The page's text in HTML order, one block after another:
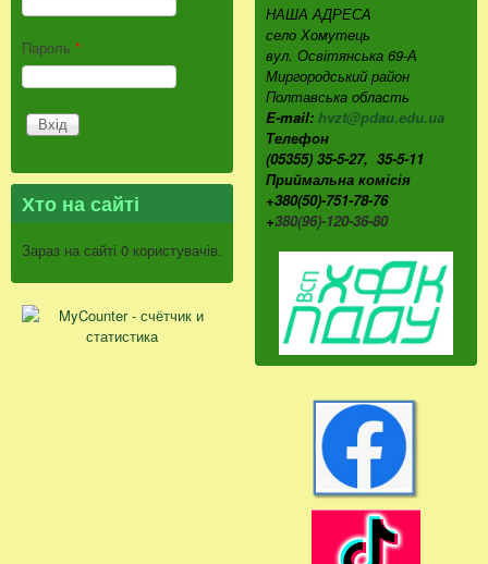
Пароль *
Хто на сайті
Зараз на сайті 0 користувачів.
НАША АДРЕСА
село Хомутець
вул. Освітянська 69-А
Миргородський район
Полтавська область
E-mail: hvzt@pdau.edu.ua
Телефон
(05355) 35-5-27, 35-5-11
Приймальна комісія
+380(50)-751-78-76
+380(96)-120-36-80